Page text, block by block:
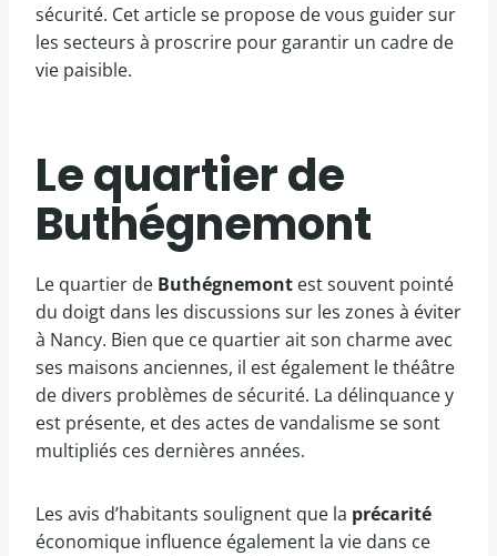
sécurité. Cet article se propose de vous guider sur
les secteurs à proscrire pour garantir un cadre de
vie paisible.
Le quartier de
Buthégnemont
Le quartier de Buthégnemont est souvent pointé
du doigt dans les discussions sur les zones à éviter
à Nancy. Bien que ce quartier ait son charme avec
ses maisons anciennes, il est également le théâtre
de divers problèmes de sécurité. La délinquance y
est présente, et des actes de vandalisme se sont
multipliés ces dernières années.
Les avis d’habitants soulignent que la précarité
économique influence également la vie dans ce